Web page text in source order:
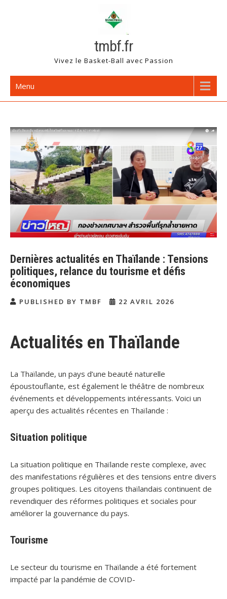
tmbf.fr
Vivez le Basket-Ball avec Passion
Menu
Dernières actualités en Thaïlande : Tensions
politiques, relance du tourisme et défis
économiques
PUBLISHED BY TMBF 22 AVRIL 2026
Actualités en Thaïlande
La Thaïlande, un pays d’une beauté naturelle
époustouflante, est également le théâtre de nombreux
événements et développements intéressants. Voici un
aperçu des actualités récentes en Thaïlande :
Situation politique
La situation politique en Thaïlande reste complexe, avec
des manifestations régulières et des tensions entre divers
groupes politiques. Les citoyens thaïlandais continuent de
revendiquer des réformes politiques et sociales pour
améliorer la gouvernance du pays.
Tourisme
Le secteur du tourisme en Thaïlande a été fortement
impacté par la pandémie de COVID-